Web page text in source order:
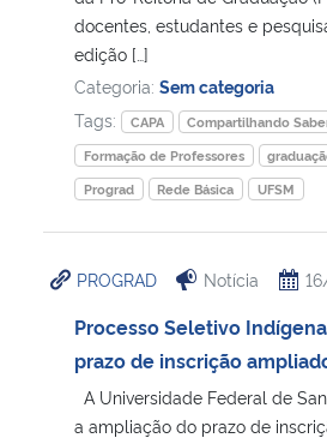
docentes, estudantes e
edição […]
Categoria: Sem categoria
Tags:
CAPA
Compartilhando
Formação de Professores
Prograd
Rede Básica UFSM
PROGRAD Notícia
Processo Seletivo
prazo de inscrição
A Universidade Federal de
a ampliação do prazo de